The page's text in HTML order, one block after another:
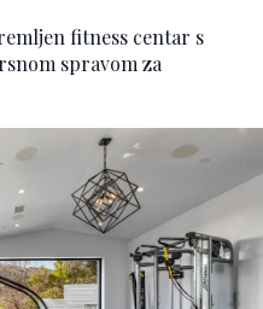
fitness centar s
spravom za